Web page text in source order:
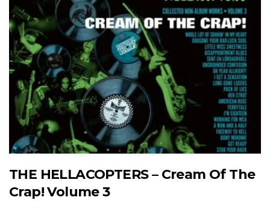
THE HELLACOPTERS – Cream Of The
Crap! Volume 3